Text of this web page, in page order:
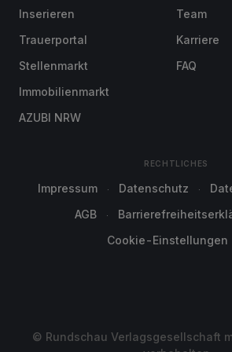
Inserieren
Trauerportal
Stellenmarkt
Immobilienmarkt
AZUBI NRW
Team
Karriere
FAQ
RECHTLICHES
Impressum Datenschutz
AGB
Cookie-Einstellungen
© Rundschau Verlagsgesellschaft